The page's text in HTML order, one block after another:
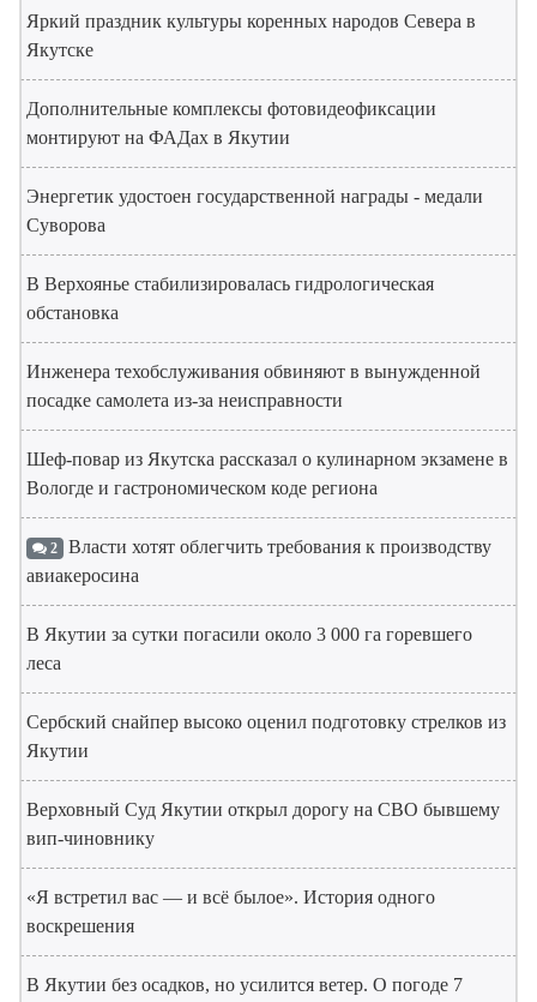
Яркий праздник культуры коренных народов Севера в
Якутске
Дополнительные комплексы фотовидеофиксации
монтируют на ФАДах в Якутии
Энергетик удостоен государственной награды - медали
Суворова
В Верхоянье стабилизировалась гидрологическая
обстановка
Инженера техобслуживания обвиняют в вынужденной
посадке самолета из-за неисправности
Шеф-повар из Якутска рассказал о кулинарном экзамене в
Вологде и гастрономическом коде региона
2 Власти хотят облегчить требования к производству
авиакеросина
В Якутии за сутки погасили около 3 000 га горевшего
леса
Сербский снайпер высоко оценил подготовку стрелков из
Якутии
Верховный Суд Якутии открыл дорогу на СВО бывшему
вип-чиновнику
«Я встретил вас — и всё былое». История одного
воскрешения
В Якутии без осадков, но усилится ветер. О погоде 7